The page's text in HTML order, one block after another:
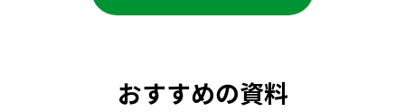
おすすめの資料